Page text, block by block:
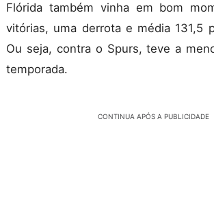
Flórida também vinha em bom
vitórias, uma derrota e média 131,5
Ou seja, contra o Spurs, teve a
temporada.
CONTINUA APÓS A PUBLICIDADE